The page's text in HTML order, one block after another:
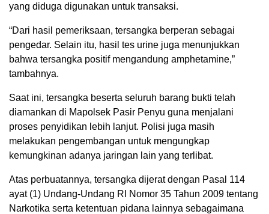
yang diduga digunakan untuk transaksi.
“Dari hasil pemeriksaan, tersangka berperan sebagai
pengedar. Selain itu, hasil tes urine juga menunjukkan
bahwa tersangka positif mengandung amphetamine,”
tambahnya.
Saat ini, tersangka beserta seluruh barang bukti telah
diamankan di Mapolsek Pasir Penyu guna menjalani
proses penyidikan lebih lanjut. Polisi juga masih
melakukan pengembangan untuk mengungkap
kemungkinan adanya jaringan lain yang terlibat.
Atas perbuatannya, tersangka dijerat dengan Pasal 114
ayat (1) Undang-Undang RI Nomor 35 Tahun 2009 tentang
Narkotika serta ketentuan pidana lainnya sebagaimana